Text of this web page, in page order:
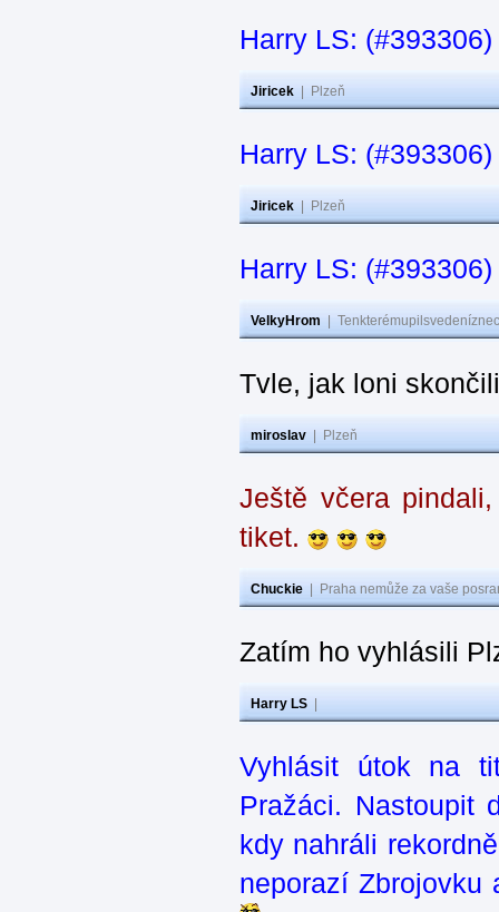
Harry LS:
Jiricek Plzeň
Harry LS:
Jiricek Plzeň
Harry LS:
VelkyHrom
Tvle, jak loni
miroslav Plzeň
Ještě včera
tiket.
Chuckie Praha nemůže za vaše
Zatím ho vyhlásili
Harry LS
Vyhlásit útok na
Pražáci. Nastoupit
kdy nahráli
neporazí